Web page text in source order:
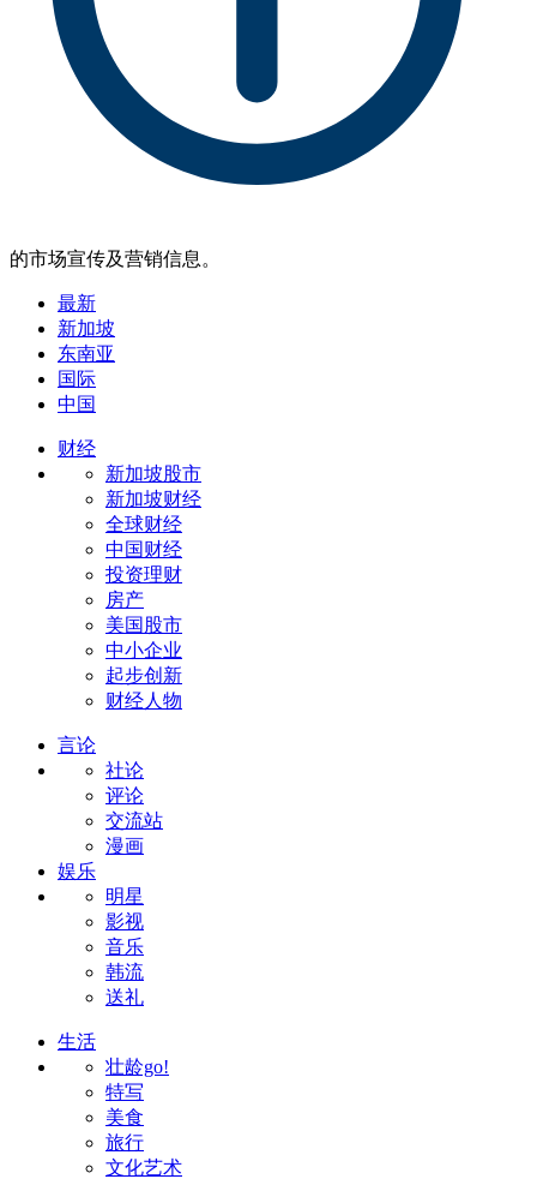
的市场宣传及营销信息。
最新
新加坡
东南亚
国际
中国
财经
新加坡股市
新加坡财经
全球财经
中国财经
投资理财
房产
美国股市
中小企业
起步创新
财经人物
言论
社论
评论
交流站
漫画
娱乐
明星
影视
音乐
韩流
送礼
生活
壮龄go!
特写
美食
旅行
文化艺术